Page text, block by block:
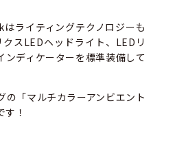
ライティングテクノロジーも
スLEDヘッドライト、LEDリ
ンディケーターを標準装備して
の「マルチカラーアンビエント
！